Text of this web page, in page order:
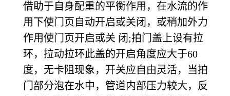
借助于自身配重的平衡作用，在水流的作
用下使门页自动开启或关闭，或稍加外力
作用使门页开启或关 闭;拍门盖上设有拉
环，拉动拉环此盖的开启角度应大于60
度，无卡阻现象，开关应自由灵活，当拍
门部分泡在水中，管道内部压力较大，反